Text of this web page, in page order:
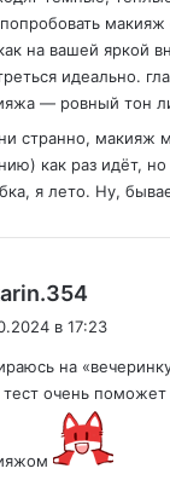
на вашей яркой
идеально.
— ровный тон
странно, макияж
как раз идёт, но
я лето. Ну,
в 17:23
на
тест очень